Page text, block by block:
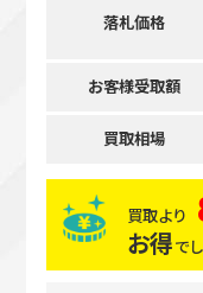
落札価格
お客様受取額
買取相場
買取より
お得 で